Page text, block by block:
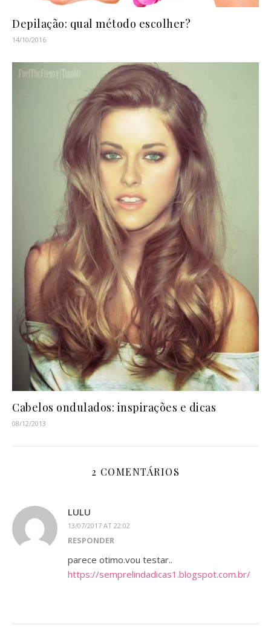
Depilação: qual método escolher?
14/10/2016
Cabelos ondulados: inspirações e dicas
08/12/2013
2 COMENTÁRIOS
LULU
13/07/2017 AT 22:02
RESPONDER
parece otimo.vou testar..
https://semprelindadicas1.blogspot.com.br/